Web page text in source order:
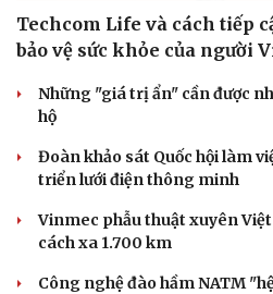
Techcom Life và cách tiếp
bảo vệ sức khỏe của người
Những "giá trị ẩn" cần được
hộ
Đoàn khảo sát Quốc hội làm
triển lưới điện thông minh
Vinmec phẫu thuật xuyên
cách xa 1.700 km
Công nghệ đào hầm NATM